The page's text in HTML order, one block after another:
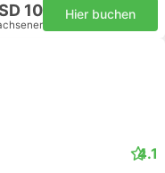
10 Hier buchen
4.1